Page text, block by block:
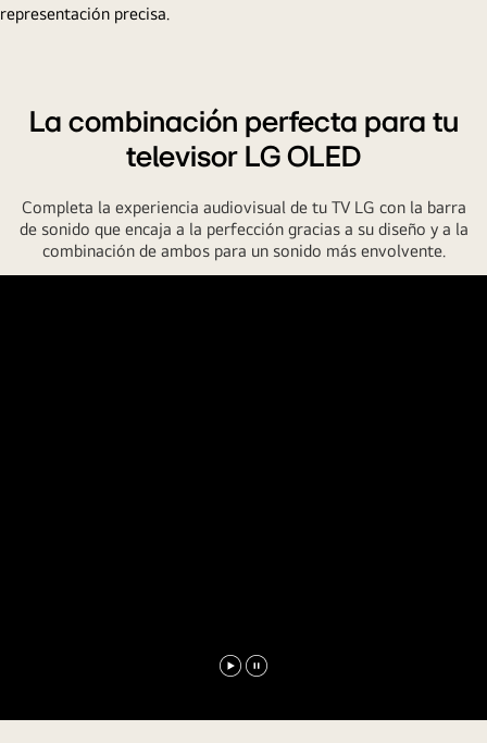
representación precisa.
La combinación perfecta para tu
televisor LG OLED
Completa la experiencia audiovisual de tu TV LG con la barra
de sonido que encaja a la perfección gracias a su diseño y a la
combinación de ambos para un sonido más envolvente.
vídeovídeo